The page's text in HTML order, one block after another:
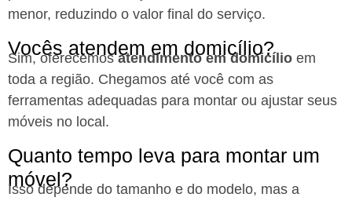
menor, reduzindo o valor final do serviço.
Vocês atendem em domicílio?
Sim, oferecemosatendimento em domicílio em
toda a região. Chegamos até você com as
ferramentas adequadas para montar ou ajustar seus
móveis no local.
Quanto tempo leva para montar um
móvel?
Isso depende do tamanho e do modelo, mas a